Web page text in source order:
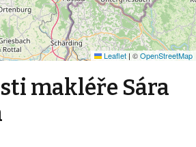
Leaflet | ©OpenStreetMap
makléře Sára